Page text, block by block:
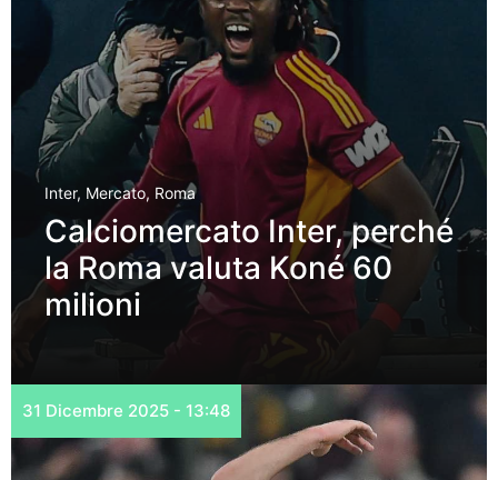
Inter, Mercato, Roma
Calciomercato Inter, perché
la Roma valuta Koné 60
milioni
31 Dicembre 2025 - 13:48